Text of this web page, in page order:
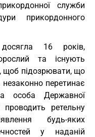
служби
прикордонного
16 років,
та існують
щоб підозрювати, що
перетинає
особа Державної
ретельну
будь-яких
у наданій